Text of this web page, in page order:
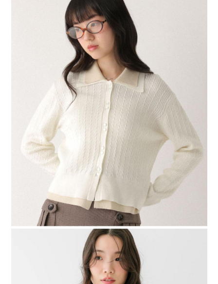
1.分期款項不併入電信帳單，「大哥付你分期」於每月結算日後寄送繳費提
2.透過簡訊連結打開帳單後，可選擇「超商條碼／台灣大直營門市／銀行轉
帳／街口支付／iPASS MONEY」等通路繳費。
1.本服務係由「台灣大哥大股份有限公司」（以下簡稱本公司）所提供，讓
用戶於交易時，得透過本服務購買商品或服務，並由商店將買賣／分期付款
買賣價金債權讓與本公司後，依約使用本公司帳單繳交帳款。
2.基於同意付款使用「大哥付你分期」之契約關係目的，商店將以您的個人
資料（包含姓名、電話或地址）提供予台灣大哥大進項蒐集、處理及利用，
由本公司與您本人進行分期帳單所需資料之確認、核對及更正。
3.完整用戶服務條款，請詳閱以下連結： https://oppay.tw/userRule
【「AFTEE先享後付」結帳流程】
１．於結帳方式選擇「AFTEE先享後付」後，將跳轉至「AFTEE先享後付」
結帳頁面，進行簡訊認證並確認金額後，即可完成結帳。
２．訂單成立數日內，您將收到繳費通知簡訊。
３．收到繳費通知簡訊後14天內，點擊此簡訊中的連結，可透過四大超商／
ATM／網路銀行／等多元方式進行付款，方視為交易完成。
※ 請注意：結帳手續完成當下不需立刻繳費，但若您需要取消訂單，請聯絡
購買商品的店家。未經商家同意取消之訂單仍視為有效，需透過AFTEE先享
後付繳納相關費用。
※ 交易是否成功請以「AFTEE先享後付 」之結帳頁面顯示為準，若有關於
是否繳費成功／繳費後需取消欲退款等相關疑問，請聯繫「AFTEE先享後付
https://netprotections.freshdesk.com/support/home
【注意事項】
１．透過由恩沛科技股份有限公司提供之「AFTEE先享後付」服務完成之交
易，需依本服務之必要範圍內提供個人資料，並將交易相關給付款項請求債
權轉讓予恩沛科技股份有限公司。
２．關於個人資料處理事宜，請瀏覽以下網址：
https://aftee.tw/terms/#terms3
３．未成年的使用者請事先徵得法定代理人或監護人之同意方可使用
「AFTEE先享後付」，若未經同意申辦者引起之損失，本公司不負相關責
４．使用「AFTEE先享後付」時，將依據個別帳號之用戶狀況，依本公司即
時審查核予不同之上限額度；若仍有額度不足之情形，本公司將視審查結果
請求用戶進行身份認證。
５．嚴禁一人註冊多個帳號或使用他人資訊註冊。若發現惡意使用之情形，
恩沛科技股份有限公司將有權停止該用戶之使用額度並採取法律行動。
每筆NT$80，滿NT$1,500(含以上)免運費
每筆NT$80，滿NT$1,500(含以上)免運費
每筆NT$80，滿NT$1,500(含以上)免運費
每筆NT$80，滿NT$1,500(含以上)免運費